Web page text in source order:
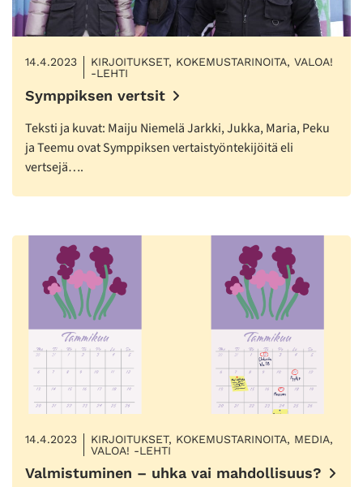
14.4.2023
KIRJOITUKSET, KOKEMUSTARINOITA, VALOA!
-LEHTI
Symppiksen vertsit
Teksti ja kuvat: Maiju Niemelä Jarkki, Jukka, Maria, Peku
ja Teemu ovat Symppiksen vertaistyöntekijöitä eli
vertsejä….
14.4.2023
KIRJOITUKSET, KOKEMUSTARINOITA, MEDIA,
VALOA! -LEHTI
Valmistuminen – uhka vai mahdollisuus?